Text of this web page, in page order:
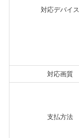
対応デバイス
対応画質
支払方法